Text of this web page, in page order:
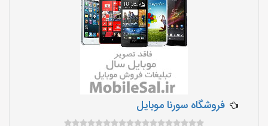
فروشگاه سورنا موبایل